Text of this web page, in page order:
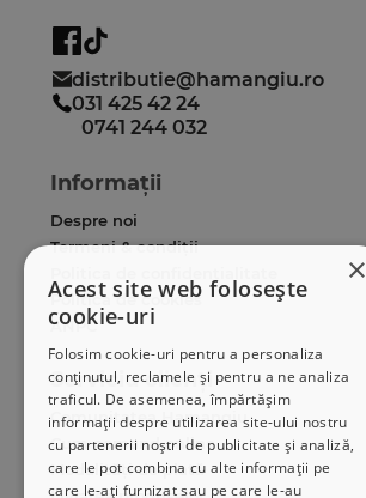
×
Acest site web folosește
cookie-uri
Folosim cookie-uri pentru a personaliza
conținutul, reclamele și pentru a ne analiza
traficul. De asemenea, împărtășim
informații despre utilizarea site-ului nostru
cu partenerii noștri de publicitate și analiză,
care le pot combina cu alte informații pe
care le-ați furnizat sau pe care le-au
distributie@hamangiu.ro
031 425 42 24
0741 244 032
Informații
Despre noi
Termeni & condiții
Politica de cookies
ANPC
Serviciu clienți
Comunitatea Hamangiu
Cum comand online
Modalități de plată